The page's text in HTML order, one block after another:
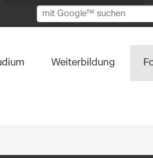
Weiterbildung